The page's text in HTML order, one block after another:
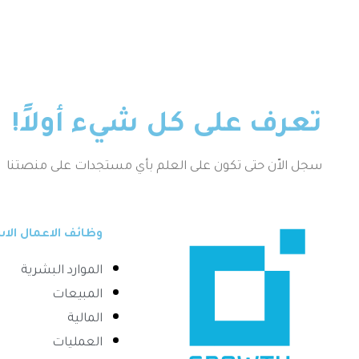
تعرف على كل شيء أولاً!
سجل الاّن حتى تكون على العلم بأي مستجدات على منصتنا
وظائف الاعمال
الموارد البشرية
المبيعات
المالية
العمليات